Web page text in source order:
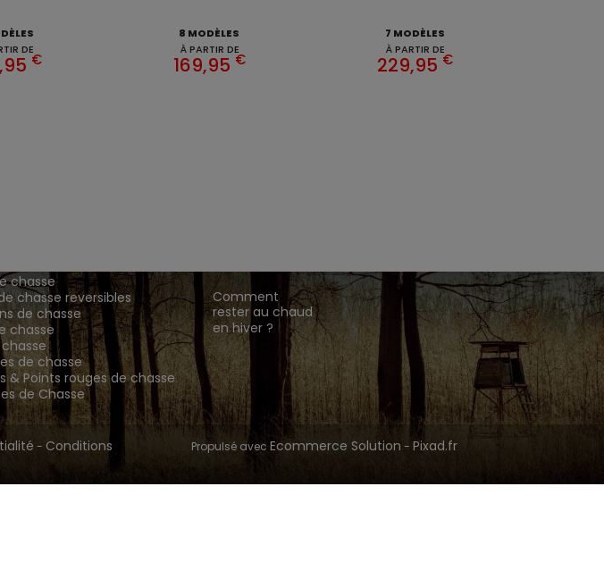
DE
€
8 MODÈLES
À PARTIR DE
169,95 €
7 MODÈLES
À PARTIR DE
229,95 €
chasse
chasse reversibles
de chasse
chasse
de chasse
& Points rouges de chasse
de Chasse
Comment
rester au chaud
en hiver ?
- Conditions
Propulsé avec Ecommerce Solution - Pixad.fr